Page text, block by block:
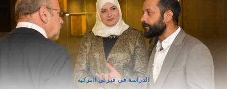
الدراسة في قبرص التركية